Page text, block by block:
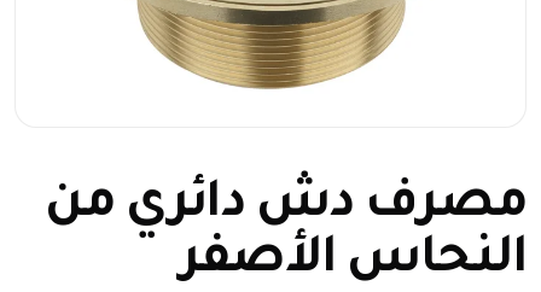
مصرف دش دائري من
النحاس الأصفر